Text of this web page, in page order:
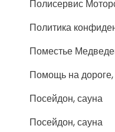
Полисервис
Политика
Поместье
Помощь на
Посейдон, сауна
Посейдон, сауна